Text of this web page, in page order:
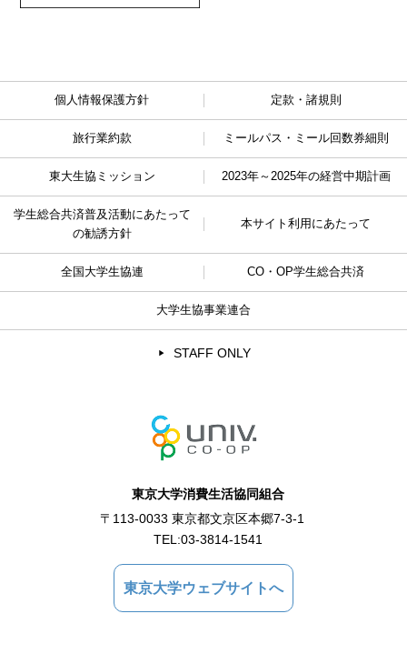
個人情報保護方針 定款・諸規則
旅行業約款 ミールパス・ミール回数券細則
東大生協ミッション 2023年～2025年の経営中期計画
学生総合共済普及活動にあたって
の勧誘方針
本サイト利用にあたって
全国大学生協連 CO・OP学生総合共済
大学生協事業連合
STAFF ONLY
東京大学消費生活協同組合
〒113-0033 東京都文京区本郷7-3-1
TEL:03-3814-1541
東京大学ウェブサイトへ